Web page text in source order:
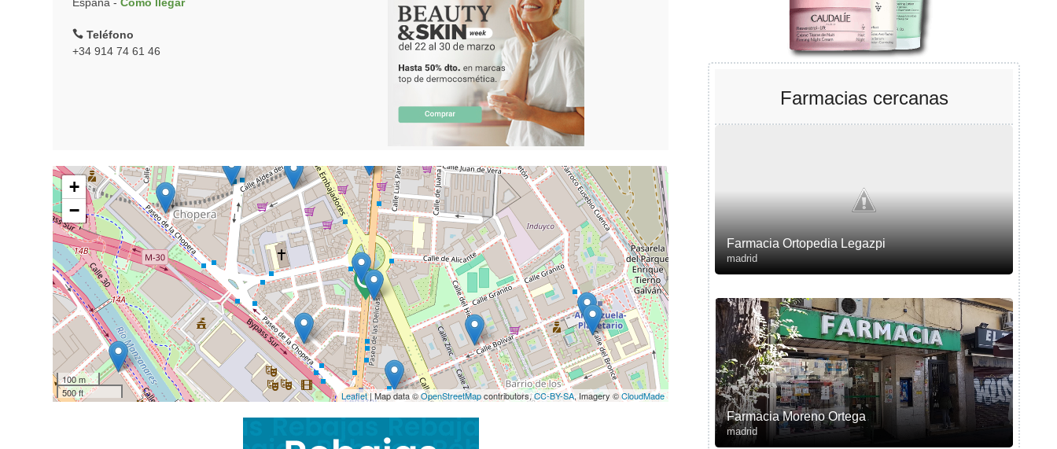
Teléfono
+34 914 74 61 46
+
−
100 m
500 ft
Leaflet| Map data ©OpenStreetMapcontributors,CC-BY-SA, Imagery ©CloudMade
Farmacias cercanas
Farmacia Ortopedia Legazpi
madrid
Farmacia Moreno Ortega
madrid